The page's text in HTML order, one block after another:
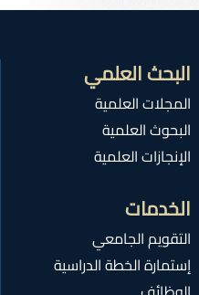
البحث العلمي
المجلات العلمية
البحوث العلمية
الإنجازات العلمية
الخدمات
التقويم الجامعي
إستمارة الخطة الدراسية